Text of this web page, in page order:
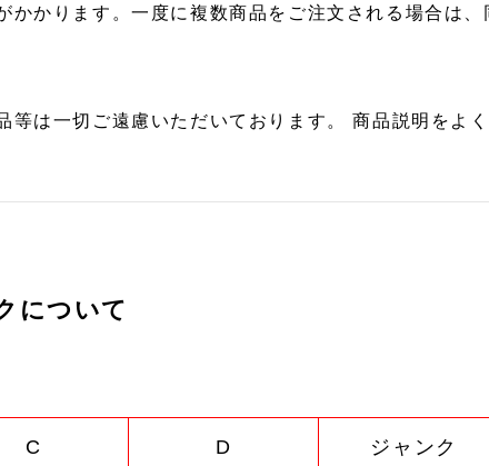
かります。一度に複数商品をご注文される場合は
は一切ご遠慮いただいております。 商品説明をよく
について
C D ジャンク